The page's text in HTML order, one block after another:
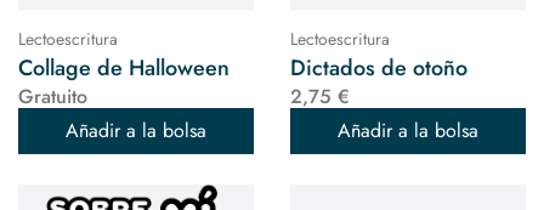
Lectoescritura
Collage de Halloween
Gratuito
Añadir a la bolsa
Lectoescritura
Dictados de otoño
2,75 €
Añadir a la bolsa